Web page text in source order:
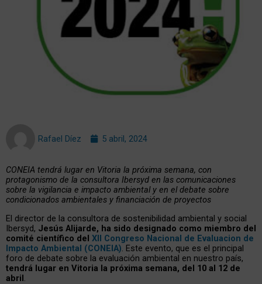
Rafael Díez 5 abril, 2024
CONEIA tendrá lugar en Vitoria la próxima semana, con
protagonismo de la consultora Ibersyd en las comunicaciones
sobre la vigilancia e impacto ambiental y en el debate sobre
condicionados ambientales y financiación de proyectos
El director de la consultora de sostenibilidad ambiental y social
Ibersyd, Jesús Alijarde, ha sido designado como miembro del
comité científico del XII Congreso Nacional de Evaluacion de
Impacto Ambiental (CONEIA). Este evento, que es el principal
foro de debate sobre la evaluación ambiental en nuestro país,
tendrá lugar en Vitoria la próxima semana, del 10 al 12 de
abril.